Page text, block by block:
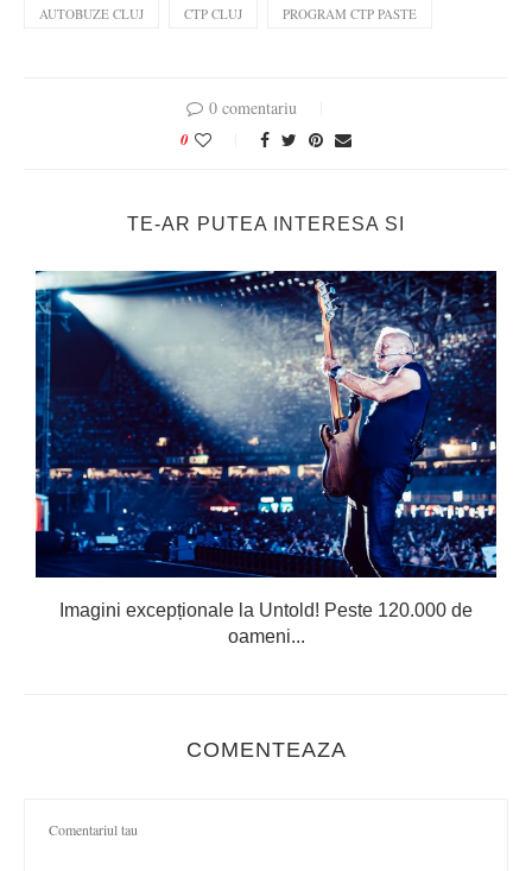
AUTOBUZE CLUJ CTP CLUJ PROGRAM CTP PASTE
0 comentariu
0
TE-AR PUTEA INTERESA SI
Imagini excepționale la Untold! Peste 120.000 de
oameni...
COMENTEAZA